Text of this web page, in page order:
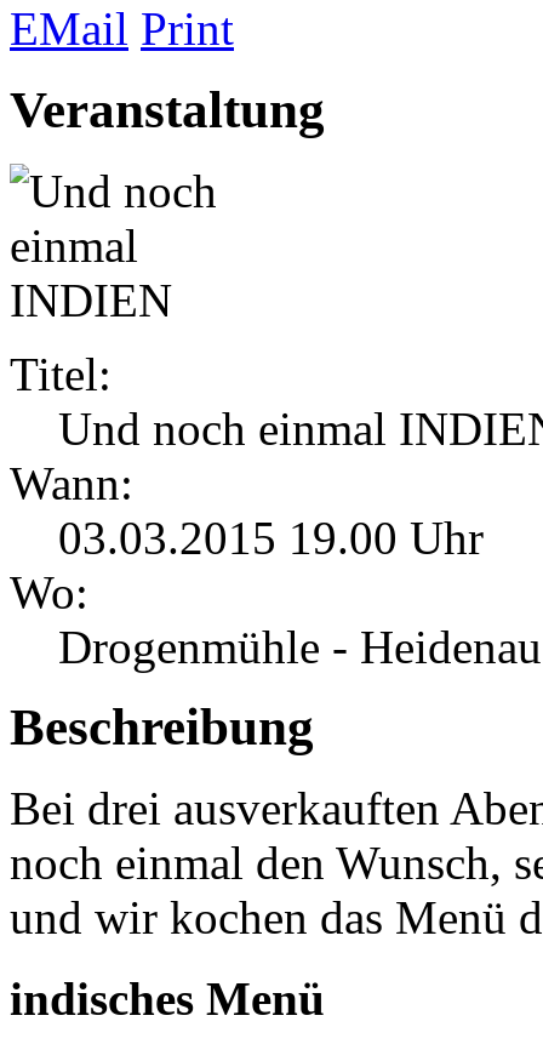
EMail Print
Veranstaltung
Titel:
Und noch einmal
Wann:
03.03.2015 19.00 Uhr
Wo:
Drogenmühle - Heidenau
Beschreibung
Bei drei ausverkauften
noch einmal den Wunsch,
und wir kochen das Menü
indisches Menü